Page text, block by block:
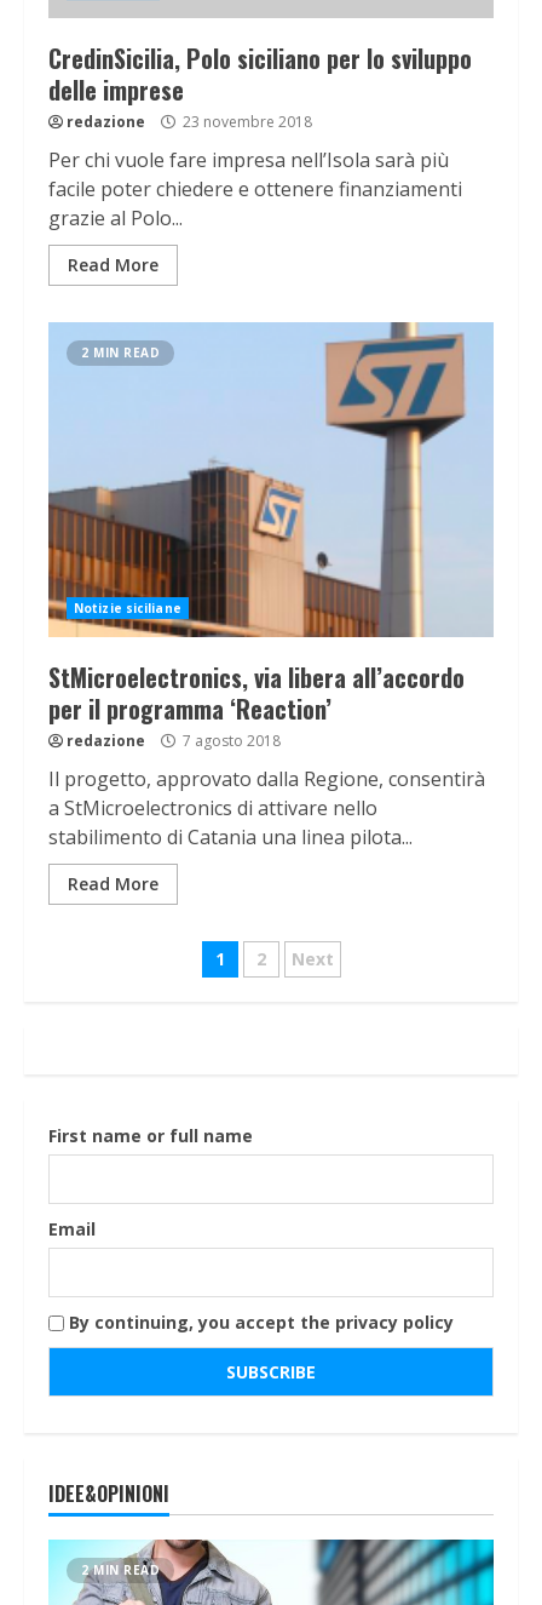
CredinSicilia, Polo siciliano per lo sviluppo
delle imprese
redazione 23 novembre 2018
Per chi vuole fare impresa nell’Isola sarà più
facile poter chiedere e ottenere finanziamenti
grazie al Polo...
Read More
2 MIN READ
Notizie siciliane
StMicroelectronics, via libera all’accordo
per il programma ‘Reaction’
redazione 7 agosto 2018
Il progetto, approvato dalla Regione, consentirà
a StMicroelectronics di attivare nello
stabilimento di Catania una linea pilota...
Read More
Navigazione
1 2 Next
First name or full name
Email
By continuing, you accept the privacy policy
IDEE&OPINIONI
2 MIN READ